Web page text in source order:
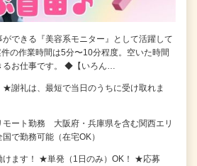
ができる『美容系モニター』として活躍して
件の作業時間は5分〜10分程度。空いた時間
るお仕事です。 ◆【いろん…
謝礼は、最短で当日のうちに受け取れま
ート勤務 大阪府・兵庫県を含む関西エリ
で勤務可能（在宅OK）
けます！ ★単発（1日のみ）OK！ ★応募